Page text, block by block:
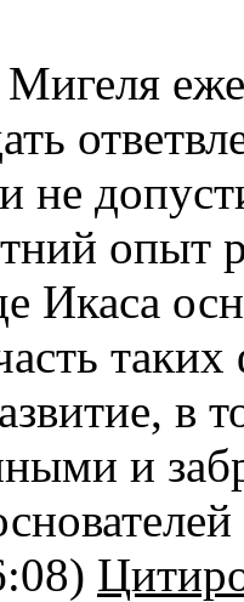
не
опыт
Икаса
в
и